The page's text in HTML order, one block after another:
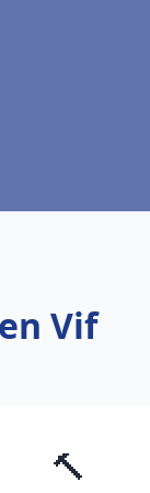
Vif
🔨